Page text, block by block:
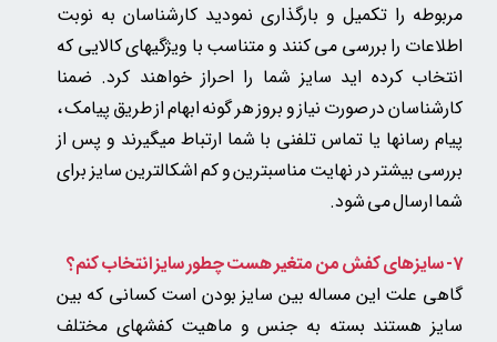
مربوطه را تکمیل و بارگذاری نمودید کارشناسان به نوبت
اطلاعات را بررسی می کنند و متناسب با ویژگیهای کالایی که
انتخاب کرده اید سایز شما را احراز خواهند کرد. ضمنا
کارشناسان در صورت نیاز و بروز هر گونه ابهام از طریق پیامک ،
پیام رسانها یا تماس تلفنی با شما ارتباط میگیرند و پس از
بررسی بیشتر در نهایت مناسبترین و کم اشکالترین سایز برای
شما ارسال می شود.
7- سایزهای کفش من متغیر هست چطور سایز انتخاب کنم؟
گاهی علت این مساله بین سایز بودن است کسانی که بین
سایز هستند بسته به جنس و ماهیت کفشهای مختلف